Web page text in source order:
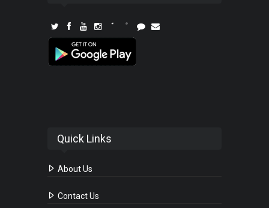
Quick Links
About Us
Contact Us